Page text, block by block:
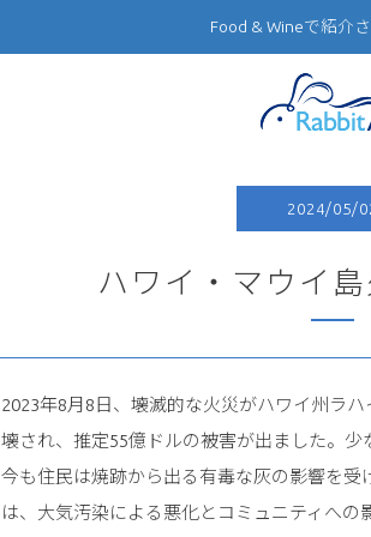
Food & Wineで紹介
ハワイ・マウイ
2024/05/
2023年8月8日、壊滅的な火災がハワイ州ラ
壊され、推定55億ドルの被害が出ました。
今も住民は焼跡から出る有毒な灰の影響を受
は、大気汚染による悪化とコミュニティへ